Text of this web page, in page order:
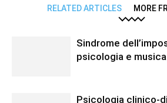
RELATED ARTICLES MORE
Sindrome
psicologia e musica
Psicologia clinico-